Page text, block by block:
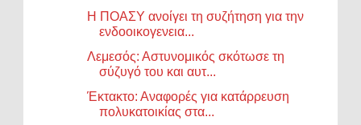
Η ΠΟΑΣΥ ανοίγει τη συζήτηση για την
ενδοοικογενεια...
Λεμεσός: Αστυνομικός σκότωσε τη
σύζυγό του και αυτ...
Έκτακτο: Αναφορές για κατάρρευση
πολυκατοικίας στα...